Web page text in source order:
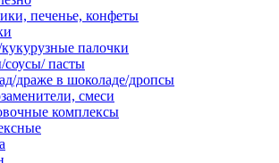
печенье, конфеты
палочки
пасты
драже в шоколаде/дропсы
смеси
комплексы